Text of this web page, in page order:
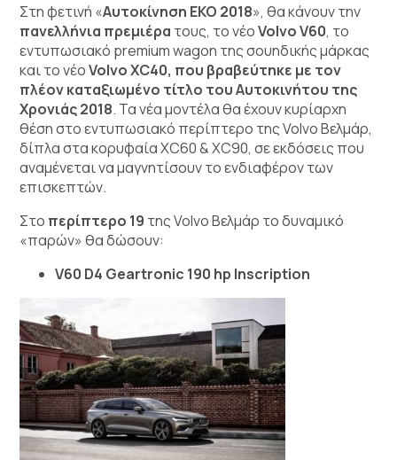
Στη φετινή «Αυτοκίνηση EKO 2018», θα κάνουν την
πανελλήνια πρεμιέρα τους, το νέοVolvoV60, το
εντυπωσιακό premium wagon της σουηδικής μάρκας
και το νέοVolvoXC40, που βραβεύτηκε με τον
πλέον καταξιωμένο τίτλο του Αυτοκινήτου της
Χρονιάς 2018. Τα νέα μοντέλα θα έχουν κυρίαρχη
θέση στο εντυπωσιακό περίπτερο της Volvo Βελμάρ,
δίπλα στα κορυφαία XC60 & XC90, σε εκδόσεις που
αναμένεται να μαγνητίσουν το ενδιαφέρον των
επισκεπτών.
Στο περίπτερο 19 της Volvo Βελμάρ το δυναμικό
«παρών» θα δώσουν:
V60 D4 Geartronic 190 hp Inscription